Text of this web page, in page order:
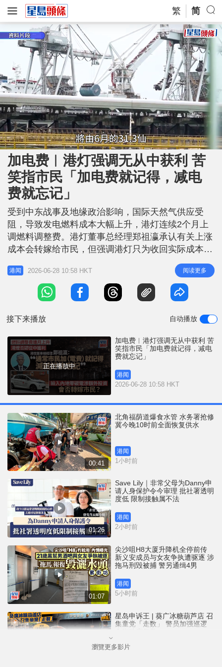
繁 简
U
n
u
t
L
o
a
d
e
d
3
0
.
0
4
加电费︱港灯强调无从中获利 苦
笑指市民「加电费就记得，减电
费就忘记」
受到中东战事及地缘政治影响，国际天然气供应受
阻，导致发电燃料成本大幅上升，港灯连续2个月上
调燃料调整费。港灯董事总经理郑祖瀛承认有关上涨
成本会转嫁给市民，但强调港灯只为收回实际成本，
并无从中获利，已尽力控制燃料价格。他指本港电费
仅占市民生活支出约2%，呼吁大众勿「民粹化」认
为「总之你赚钱就唔啱」。 郑祖瀛今早（28日）在
电台节目解释，港灯极度依赖液化天然气，两大主要
港闻 2026-06-28 10:58 HKT 阅读更多
接下来播放 自动播放
正在播放中
加电费︱港灯强调无从中获利 苦
笑指市民「加电费就记得，减电
费就忘记」
港闻
2026-06-28 10:58 HKT
00:41
北角福荫道爆食水管 水务署抢修
冀今晚10时前全面恢复供水
港闻
1小时前
01:26
Save Lily｜非常父母为Danny申
请人身保护令今审理 批社署透明
度低 限制接触属不法
港闻
2小时前
01:07
尖沙咀H8大厦升降机全停前传
新义安成员与女友争执遭驱逐 涉
拖马刑毁被捕 警另通缉4男
港闻
5小时前
星岛申诉王 | 葵广冰糖葫芦店 召
集童党「走数」 警员加强巡逻
港闻
瀏覽更多影片